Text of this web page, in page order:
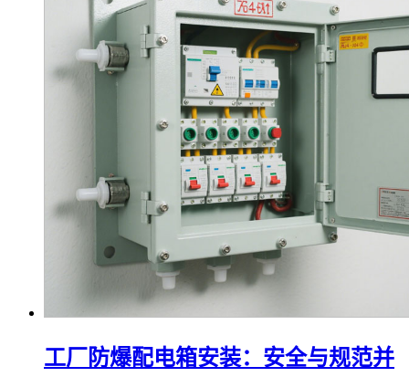
工厂防爆配电箱安装：安全与规范并